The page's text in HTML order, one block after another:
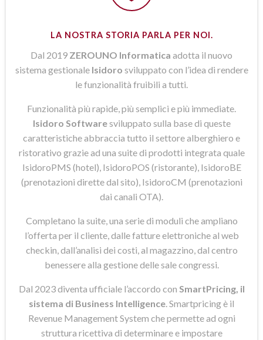
LA NOSTRA STORIA PARLA PER NOI.
Dal 2019 ZEROUNO Informatica adotta il nuovo
sistema gestionale Isidoro sviluppato con l’idea di rendere
le funzionalità fruibili a tutti.
Funzionalità più rapide, più semplici e più immediate.
Isidoro Softwaresviluppato sulla base di queste
caratteristiche abbraccia tutto il settore alberghiero e
ristorativo grazie ad una suite di prodotti integrata quale
IsidoroPMS (hotel), IsidoroPOS (ristorante), IsidoroBE
(prenotazioni dirette dal sito), IsidoroCM (prenotazioni
dai canali OTA).
Completano la suite, una serie di moduli che ampliano
l’offerta per il cliente, dalle fatture elettroniche al web
checkin, dall’analisi dei costi, al magazzino, dal centro
benessere alla gestione delle sale congressi.
Dal 2023 diventa ufficiale l’accordo con SmartPricing, il
sistema di Business Intelligence . Smartpricing è il
Revenue Management System che permette ad ogni
struttura ricettiva di determinare e impostare